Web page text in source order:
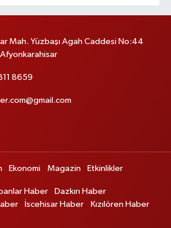
Mah. Yüzbaşı Agah Caddesi No:44
8659
Ekonomi Magazin Etkinlikler
Haber
Dazkırı Haber
İscehisar Haber
Kızılören Haber